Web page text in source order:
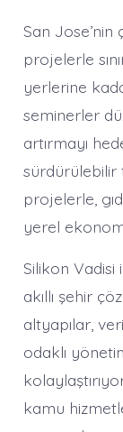
San
projelerle
yerlerine
seminerler
artırmayı
sürdürülebilir
projelerle,
yerel
Silikon Vadisi
akıllı şehir
altyapılar,
odaklı
kamu